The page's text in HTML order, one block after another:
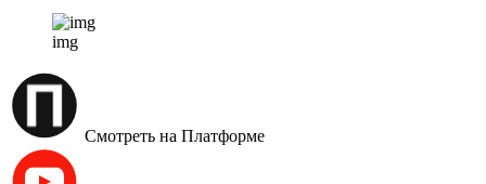
img
Смотреть на Платформе